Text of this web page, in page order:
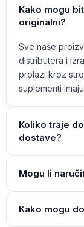
Kako mogu
originalni?
Sve naše
distributera i
prolazi kroz
suplementi
Koliko traje
dostave?
Mogu li
Kako mogu